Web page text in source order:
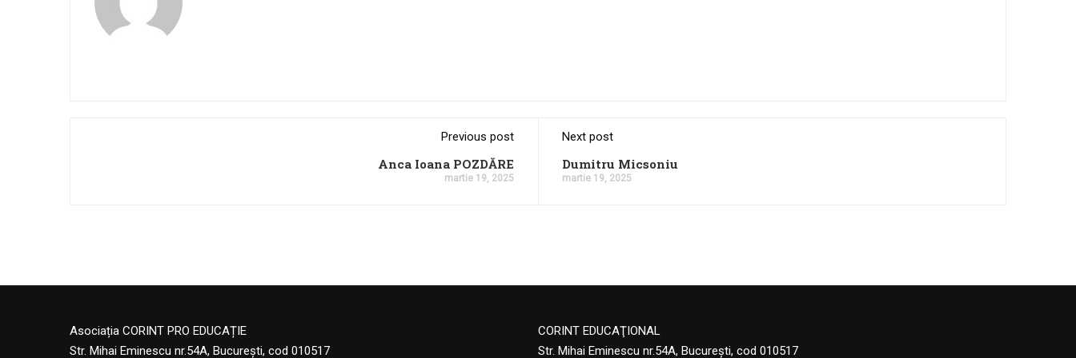
Previous post
Anca Ioana POZDĂRE
martie 19, 2025
Next post
Dumitru Micsoniu
martie 19, 2025
Asociația CORINT PRO EDUCAȚIE
Str. Mihai Eminescu nr.54A, București, cod 010517
CORINT EDUCAŢIONAL
Str. Mihai Eminescu nr.54A, Bucureşti, cod 010517